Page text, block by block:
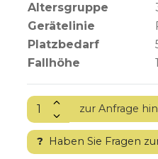
Altersgruppe
Gerätelinie
Platzbedarf
Fallhöhe
? Haben Sie Fragen